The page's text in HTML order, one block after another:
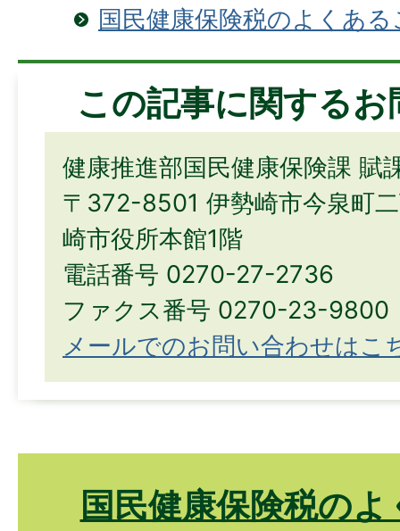
国民健康保険税のよくある
この記事に関する
健康推進部国民健康保険課 賦
〒372-8501 伊勢崎市今泉町
崎市役所本館1階
電話番号 0270-27-2736
ファクス番号 0270-23-9800
メールでのお問い合わせはこ
国民健康保険税の